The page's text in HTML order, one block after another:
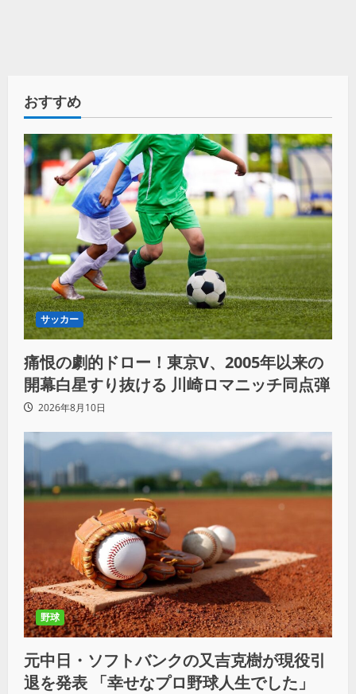
おすすめ
サッカー
痛恨の劇的ドロー！東京V、2005年以来の
開幕白星すり抜ける 川崎ロマニッチ同点弾
2026年8月10日
野球
元中日・ソフトバンクの又吉克樹が現役引
退を発表 「幸せなプロ野球人生でした」